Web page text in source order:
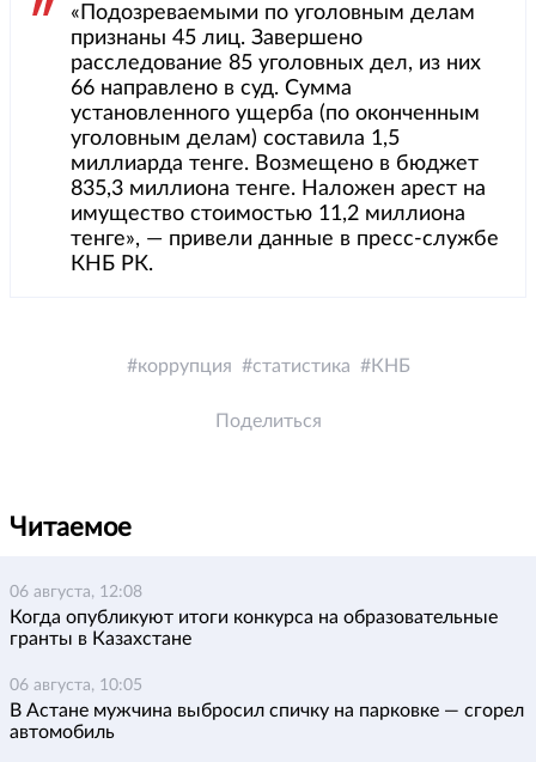
«Подозреваемыми по уголовным делам
признаны 45 лиц. Завершено
расследование 85 уголовных дел, из них
66 направлено в суд. Сумма
установленного ущерба (по оконченным
уголовным делам) составила 1,5
миллиарда тенге. Возмещено в бюджет
835,3 миллиона тенге. Наложен арест на
имущество стоимостью 11,2 миллиона
тенге», — привели данные в пресс-службе
КНБ РК.
коррупция статистика КНБ
Поделиться
Читаемое
06 августа, 12:08
Когда опубликуют итоги конкурса на образовательные
гранты в Казахстане
06 августа, 10:05
В Астане мужчина выбросил спичку на парковке — сгорел
автомобиль